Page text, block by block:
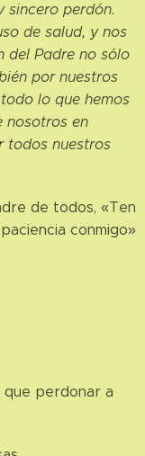
sincero perdón.
de salud, y nos
del Padre no sólo
por nuestros
lo que hemos
nosotros en
todos nuestros
de todos, «Ten
paciencia conmigo»
perdonar a